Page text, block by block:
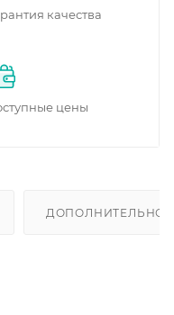
качества
цены
ДОПОЛНИТЕЛЬНО